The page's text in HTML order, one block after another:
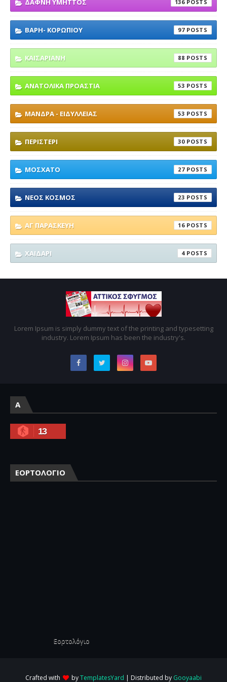
ΔΑΦΝΗ ΥΜΗΤΤΟΣ 136
ΒΑΡΗ- ΚΟΡΩΠΙΟΥ 97
ΚΑΙΣΑΡΙΑΝΗ 88
ΑΝΑΤΟΛΙΚΑ ΠΡΟΑΣΤΙΑ 53
ΜΑΝΔΡΑ - ΕΙΔΥΛΛΕΙΑΣ 53
ΠΕΡΙΣΤΕΡΙ 30
ΜΟΣΧΑΤΟ 27
ΝΕΟΣ ΚΟΣΜΟΣ 23
ΑΓ ΠΑΡΑΣΚΕΥΗ 16
ΧΑΙΔΑΡΙ 4
Lorem Ipsum is simply dummy text of the printing and typesetting
industry. Lorem Ipsum has been the industry's.
A
13
ΕΟΡΤΟΛΟΓΙΟ
Εορτολόγιο
Crafted with byTemplatesYard | Distributed by Gooyaabi